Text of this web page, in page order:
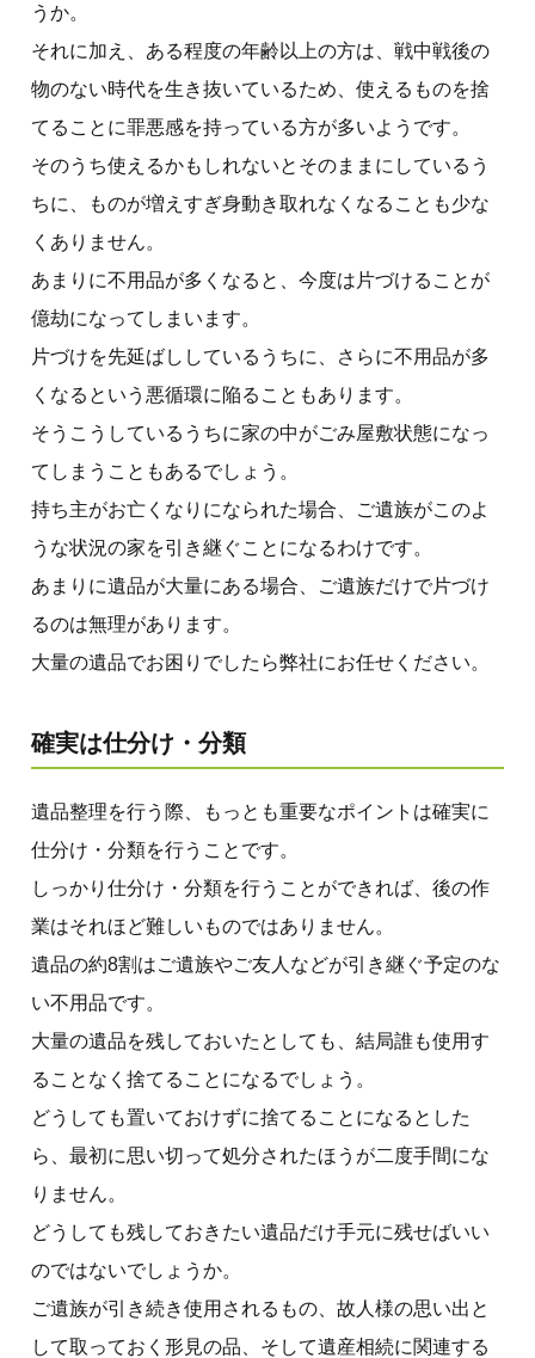
うか。
それに加え、ある程度の年齢以上の方は、戦中戦後の
物のない時代を生き抜いているため、使えるものを捨
てることに罪悪感を持っている方が多いようです。
そのうち使えるかもしれないとそのままにしているう
ちに、ものが増えすぎ身動き取れなくなることも少な
くありません。
あまりに不用品が多くなると、今度は片づけることが
億劫になってしまいます。
片づけを先延ばししているうちに、さらに不用品が多
くなるという悪循環に陥ることもあります。
そうこうしているうちに家の中がごみ屋敷状態になっ
てしまうこともあるでしょう。
持ち主がお亡くなりになられた場合、ご遺族がこのよ
うな状況の家を引き継ぐことになるわけです。
あまりに遺品が大量にある場合、ご遺族だけで片づけ
るのは無理があります。
大量の遺品でお困りでしたら弊社にお任せください。
確実は仕分け・分類
遺品整理を行う際、もっとも重要なポイントは確実に
仕分け・分類を行うことです。
しっかり仕分け・分類を行うことができれば、後の作
業はそれほど難しいものではありません。
遺品の約8割はご遺族やご友人などが引き継ぐ予定のな
い不用品です。
大量の遺品を残しておいたとしても、結局誰も使用す
ることなく捨てることになるでしょう。
どうしても置いておけずに捨てることになるとした
ら、最初に思い切って処分されたほうが二度手間にな
りません。
どうしても残しておきたい遺品だけ手元に残せばいい
のではないでしょうか。
ご遺族が引き続き使用されるもの、故人様の思い出と
して取っておく形見の品、そして遺産相続に関連する